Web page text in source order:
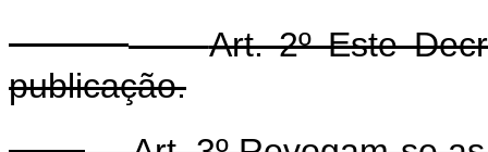
Art. 2º Este
publicação.